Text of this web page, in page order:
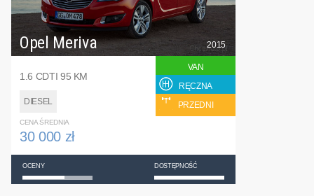
Opel Meriva
1.6 CDTI 95 KM
DIESEL
2015
VAN
RĘCZNA
PRZEDNI
CENA ŚREDNIA
30 000 zł
OCENY DOSTĘPNOŚĆ